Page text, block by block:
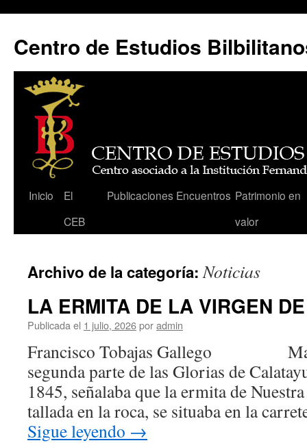
Centro de Estudios
Saltar
Inicio
El
CEB
Publicaciones Encuentros Patrimonio en
valor
Archivo de la categoría:Noticias
LA ERMITA DE LA VIRGEN
Publicada el 1 julio, 2026poradmin
Francisco Tobajas Gallego
segunda parte de las Glorias de
1845, señalaba que la ermita de
tallada en la roca, se situaba en la
Sigue leyendo →